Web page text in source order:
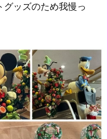
ッズのため我慢っ